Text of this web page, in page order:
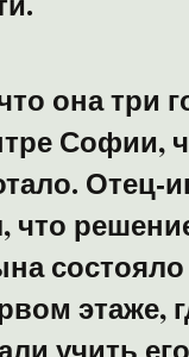
она три
Софии,
что
этаже,